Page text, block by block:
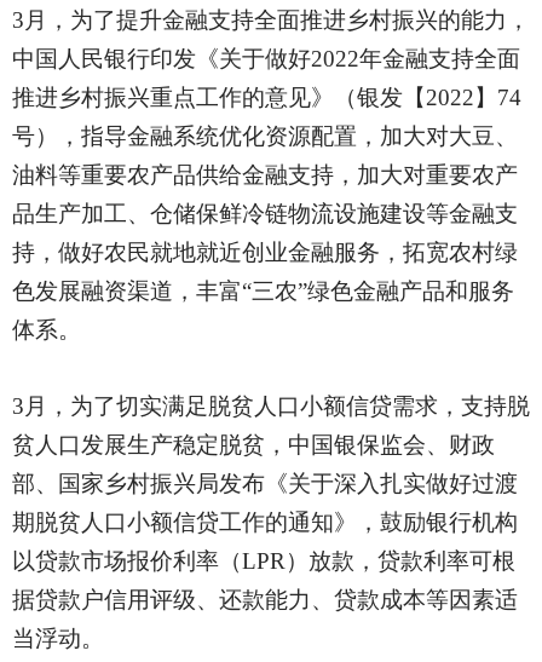
3月，为了提升金融支持全面推进乡村振兴的能力，
中国人民银行印发《关于做好2022年金融支持全面
推进乡村振兴重点工作的意见》（银发【2022】74
号），指导金融系统优化资源配置，加大对大豆、
油料等重要农产品供给金融支持，加大对重要农产
品生产加工、仓储保鲜冷链物流设施建设等金融支
持，做好农民就地就近创业金融服务，拓宽农村绿
色发展融资渠道，丰富“三农”绿色金融产品和服务
体系。
3月，为了切实满足脱贫人口小额信贷需求，支持脱
贫人口发展生产稳定脱贫，中国银保监会、财政
部、国家乡村振兴局发布《关于深入扎实做好过渡
期脱贫人口小额信贷工作的通知》，鼓励银行机构
以贷款市场报价利率（LPR）放款，贷款利率可根
据贷款户信用评级、还款能力、贷款成本等因素适
当浮动。